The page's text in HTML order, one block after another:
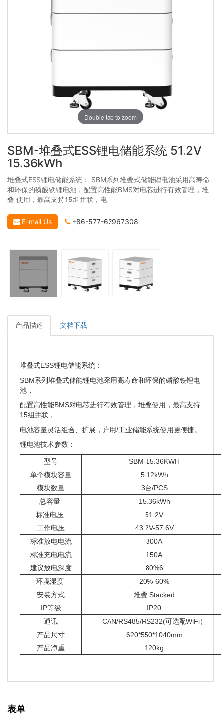
Double tap to zoom
SBM-堆叠式ESS锂电储能系统 51.2V
15.36kWh
堆叠式ESS锂电储能系统： SBM系列堆叠式储能锂电池采⽤⾼寿命
和环保的磷酸铁锂电池，配置⾼性能BMS对电芯进⾏有效管理，堆
叠 使⽤，最⾼⽀持15组并联，电
E-mail Us +86-577-62967308
产品描述 文档下载
堆叠式ESS锂电储能系统：
SBM系列堆叠式储能锂电池采⽤⾼寿命和环保的磷酸铁锂电
池，
配置⾼性能BMS对电芯进⾏有效管理，堆叠使⽤，最⾼⽀持
15组并联，
电池容量灵活组合、扩展，户用/工业储能系统使⽤更便捷。
锂电池技术参数：
型号
SBM-15.36KWH
单个模块容量
5.12kWh
模块数量
3台/PCS
总容量
15.36kWh
标准电压
51.2V
工作电压
43.2V-57.6V
标准放电电流
300A
标准充电电流
150A
建议放电深度
80%6
环境湿度
20%-60%
安装方式
堆叠 Stacked
IP等级
IP20
通讯
CAN/RS485/RS232(可选配WiFi）
产品尺寸
620*550*1040mm
产品净重
120kg
表单